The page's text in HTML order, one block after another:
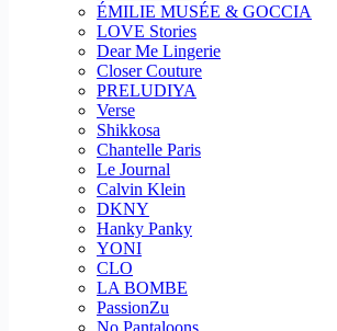
ÉMILIE MUSÉE & GOCCIA
LOVE Stories
Dear Me Lingerie
Closer Couture
PRELUDIYA
Verse
Shikkosa
Chantelle Paris
Le Journal
Calvin Klein
DKNY
Hanky Panky
YONI
CLO
LA BOMBE
PassionZu
No Pantaloons